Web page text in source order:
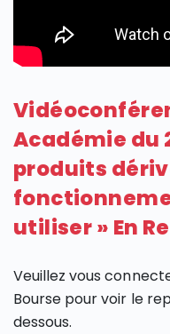
Académie du
produits
utiliser » En
Veuillez vous
Bourse pour voir le
dessous.